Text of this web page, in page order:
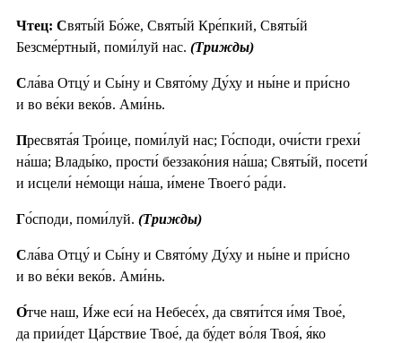
Чтец: Святы́й Бо́же, Святы́й Кре́пкий, Святы́й
Безсме́ртный, поми́луй нас. (Трижды)
Сла́ва Отцу́ и Сы́ну и Свято́му Ду́ху и ны́не и при́сно
и во ве́ки веко́в. Ами́нь.
Пресвята́я Тро́ице, поми́луй нас; Го́споди, очи́сти грехи́
на́ша; Влады́ко, прости́ беззако́ния на́ша; Святы́й, посети́
и исцели́ не́мощи на́ша, и́мене Твоего́ ра́ди.
Го́споди, поми́луй. (Трижды)
Сла́ва Отцу́ и Сы́ну и Свято́му Ду́ху и ны́не и при́сно
и во ве́ки веко́в. Ами́нь.
О́тче наш, И́же еси́ на Небесе́х, да святи́тся и́мя Твое́,
да прии́дет Ца́рствие Твое́, да бу́дет во́ля Твоя́, я́ко